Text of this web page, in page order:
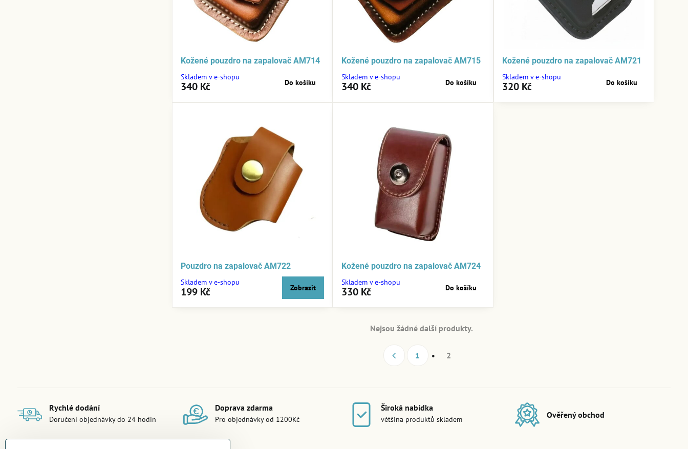
Kožené pouzdro na zapalovač AM714
Skladem v e-shopu
340 Kč Do košíku
Kožené pouzdro na zapalovač AM715
Skladem v e-shopu
340 Kč Do košíku
Kožené pouzdro na zapalovač AM721
Skladem v e-shopu
320 Kč Do košíku
Pouzdro na zapalovač AM722
Skladem v e-shopu
199 Kč Zobrazit
Kožené pouzdro na zapalovač AM724
Skladem v e-shopu
330 Kč Do košíku
Nejsou žádné další produkty.
1 2
Rychlé dodání
Doručení objednávky do 24 hodin
Doprava zdarma
Pro objednávky od 1200Kč
Široká nabídka
většina produktů skladem Ověřený obchod